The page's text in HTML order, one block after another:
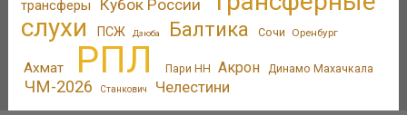
трансферы
Кубок России
слухи
ПСЖ Дзюба Балтика Сочи Оренбург
Ахмат РПЛ Пари НН Акрон Динамо Махачкала
ЧМ-2026 Станкович Челестини